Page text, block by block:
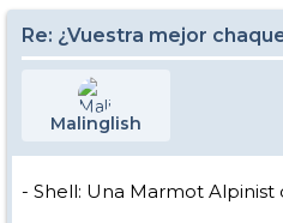
Re: ¿Vuestra mejor
Malinglish
- Shell: Una Marmot Alpinist